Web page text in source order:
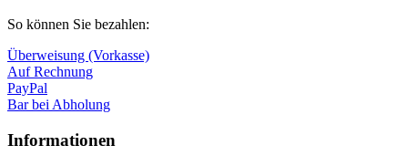
So können Sie bezahlen:
Überweisung (Vorkasse)
Auf Rechnung
PayPal
Bar bei Abholung
Informationen